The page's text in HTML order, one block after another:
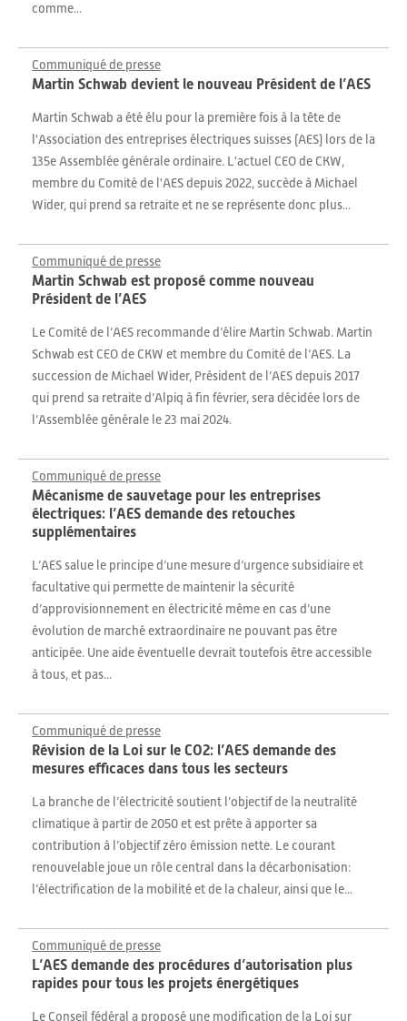
comme...
Communiqué de presse
Martin Schwab devient le nouveau Président de l’AES
Martin Schwab a été élu pour la première fois à la tête de
l'Association des entreprises électriques suisses (AES) lors de la
135e Assemblée générale ordinaire. L'actuel CEO de CKW,
membre du Comité de l'AES depuis 2022, succède à Michael
Wider, qui prend sa retraite et ne se représente donc plus...
Communiqué de presse
Martin Schwab est proposé comme nouveau
Président de l’AES
Le Comité de l’AES recommande d’élire Martin Schwab. Martin
Schwab est CEO de CKW et membre du Comité de l’AES. La
succession de Michael Wider, Président de l’AES depuis 2017
qui prend sa retraite d’Alpiq à fin février, sera décidée lors de
l’Assemblée générale le 23 mai 2024.
Communiqué de presse
Mécanisme de sauvetage pour les entreprises
électriques: l’AES demande des retouches
supplémentaires
L’AES salue le principe d’une mesure d’urgence subsidiaire et
facultative qui permette de maintenir la sécurité
d’approvisionnement en électricité même en cas d’une
évolution de marché extraordinaire ne pouvant pas être
anticipée. Une aide éventuelle devrait toutefois être accessible
à tous, et pas...
Communiqué de presse
Révision de la Loi sur le CO2: l’AES demande des
mesures efficaces dans tous les secteurs
La branche de l’électricité soutient l’objectif de la neutralité
climatique à partir de 2050 et est prête à apporter sa
contribution à l’objectif zéro émission nette. Le courant
renouvelable joue un rôle central dans la décarbonisation:
l’électrification de la mobilité et de la chaleur, ainsi que le...
Communiqué de presse
L’AES demande des procédures d’autorisation plus
rapides pour tous les projets énergétiques
Le Conseil fédéral a proposé une modification de la Loi sur